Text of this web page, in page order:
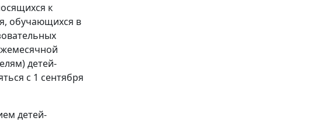
к
обучающихся в
детей-
с 1 сентября
детей-